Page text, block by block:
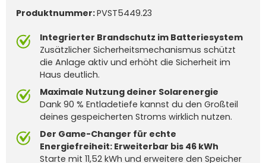
Produktnummer:PVST5449.23
Integrierter Brandschutz im Batteriesystem
Zusätzlicher Sicherheitsmechanismus schützt
die Anlage aktiv und erhöht die Sicherheit im
Haus deutlich.
Maximale Nutzung deiner Solarenergie
Dank 90 % Entladetiefe kannst du den Großteil
deines gespeicherten Stroms wirklich nutzen.
Der Game-Changer für echte
Energiefreiheit: Erweiterbar bis 46 kWh
Starte mit 11,52 kWh und erweitere den Speicher